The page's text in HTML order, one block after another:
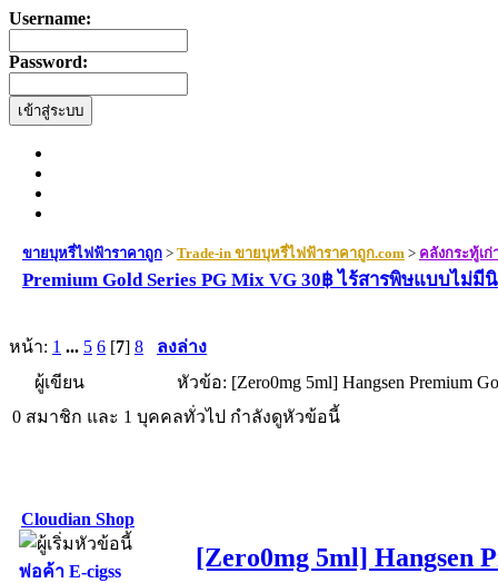
Username:
Password:
ขายบุหรี่ไฟฟ้าราคาถูก> Trade-in ขายบุหรี่ไฟฟ้าราคาถูก.com> คลังกระทู้เ
Premium Gold Series PG Mix VG 30฿ ไร้สารพิษแบบไม่มี
หน้า: 1 ... 5 6 [7] 8
ลงล่าง
ผู้เขียน
หัวข้อ: [Zero0mg 5ml] Hangsen
0 สมาชิก และ 1 บุคคลทั่วไป กำลังดูหัวข้อนี้
Cloudian Shop
พ่อค้า E-cigss
[Zero0mg 5ml] Hangsen